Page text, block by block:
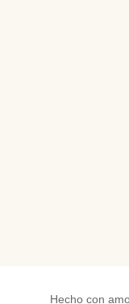
Hecho con